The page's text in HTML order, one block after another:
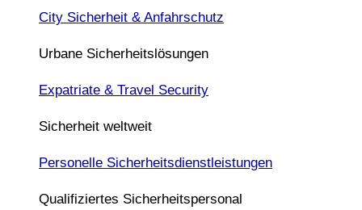
City Sicherheit & Anfahrschutz
Urbane Sicherheitslösungen
Expatriate & Travel Security
Sicherheit weltweit
Personelle Sicherheitsdienstleistungen
Qualifiziertes Sicherheitspersonal